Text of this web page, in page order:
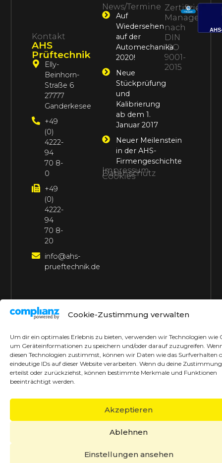
Cookie-Zustimmung verwalten
Um dir ein optimales Erlebnis zu bieten, verwenden wir Technologien wie
um Geräteinformationen zu speichern und/oder darauf zuzugreifen.
diesen Technologien zustimmst, können wir Daten wie das Surfverhalten
eindeutige IDs auf dieser Website verarbeiten. Wenn du deine
erteilst oder zurückziehst, können bestimmte Merkmale und Funktionen
beeinträchtigt werden.
Akzeptieren
Ablehnen
Einstellungen ansehen
News/Termine
Auf
Wiedersehen
auf der
Automechanika
2020!
Neue
Stückprüfung
und
Kalibrierung
ab dem 1.
Januar 2017
Neuer Meilenstein
in der AHS-
Firmengeschichte
Impressum
Datenschutz
Cookies
Kontakt
AHS
Prüftechnik
Elly-
Beinhorn-
Straße 6
27777
Ganderkesee
+49
(0)
4222-
94
70 8-
0
+49
(0)
4222-
94
70 8-
20
info@ahs-
prueftechnik.de
Zertifiziertes
nach
DIN
ISO
9001-
2015
©2026 AHS PrüftechnikAlle Rechte vorbehalten